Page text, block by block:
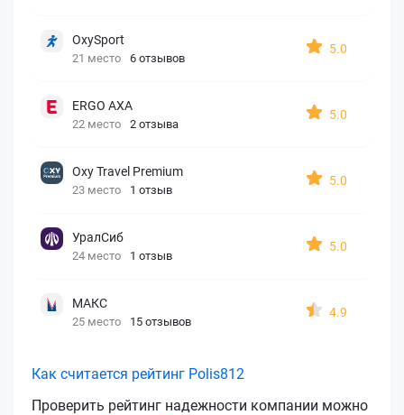
OxySport
21 место 6 отзывов
5.0
ERGO AXA
22 место 2 отзыва
5.0
Oxy Travel Premium
23 место 1 отзыв
5.0
УралСиб
24 место 1 отзыв
5.0
МАКС
25 место 15 отзывов
4.9
Как считается рейтинг Polis812
Проверить рейтинг надежности компании можно